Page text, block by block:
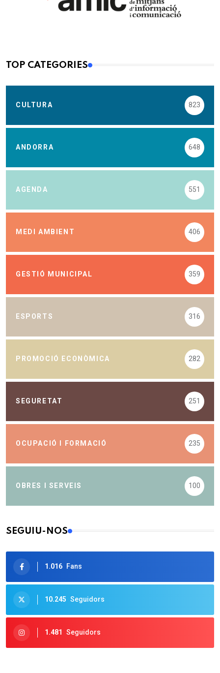
TOP CATEGORIES
CULTURA 823
ANDORRA 648
AGENDA 551
MEDI AMBIENT 406
GESTIÓ MUNICIPAL 359
ESPORTS 316
PROMOCIÓ ECONÒMICA 282
SEGURETAT 251
OCUPACIÓ I FORMACIÓ 235
OBRES I SERVEIS 100
SEGUIU-NOS
1.016 Fans
10.245 Seguidors
1.481 Seguidors